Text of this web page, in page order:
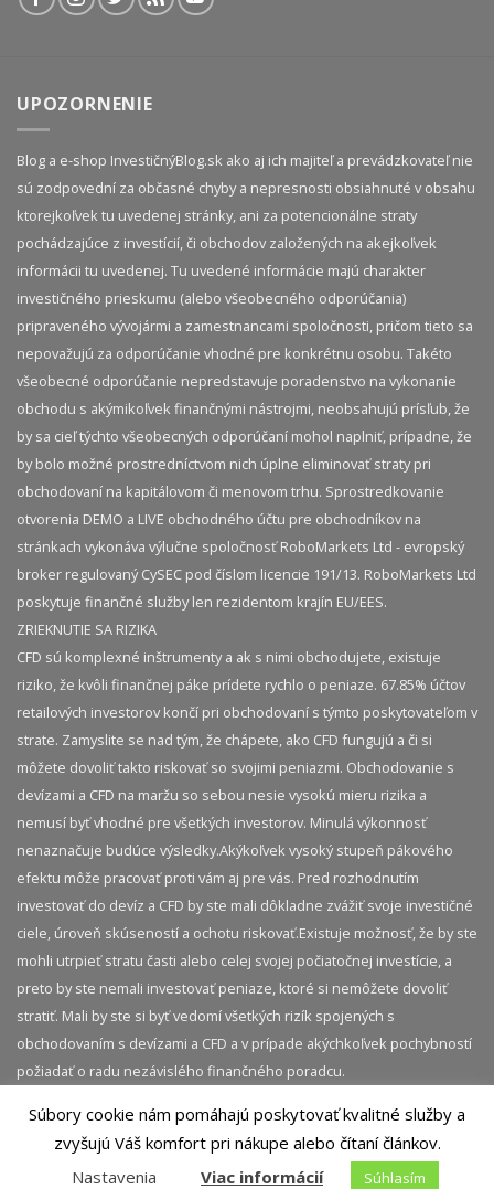
UPOZORNENIE
Blog a e-shop InvestičnýBlog.sk ako aj ich majiteľ a prevádzkovateľ nie
sú zodpovední za občasné chyby a nepresnosti obsiahnuté v obsahu
ktorejkoľvek tu uvedenej stránky, ani za potencionálne straty
pochádzajúce z investícií, či obchodov založených na akejkoľvek
informácii tu uvedenej. Tu uvedené informácie majú charakter
investičného prieskumu (alebo všeobecného odporúčania)
pripraveného vývojármi a zamestnancami spoločnosti, pričom tieto sa
nepovažujú za odporúčanie vhodné pre konkrétnu osobu. Takéto
všeobecné odporúčanie nepredstavuje poradenstvo na vykonanie
obchodu s akýmikoľvek finančnými nástrojmi, neobsahujú prísľub, že
by sa cieľ týchto všeobecných odporúčaní mohol naplniť, prípadne, že
by bolo možné prostredníctvom nich úplne eliminovať straty pri
obchodovaní na kapitálovom či menovom trhu. Sprostredkovanie
otvorenia DEMO a LIVE obchodného účtu pre obchodníkov na
stránkach vykonáva výlučne spoločnosť RoboMarkets Ltd - evropský
broker regulovaný CySEC pod číslom licencie 191/13. RoboMarkets Ltd
poskytuje finančné služby len rezidentom krajín EU/EES.
ZRIEKNUTIE SA RIZIKA
CFD sú komplexné inštrumenty a ak s nimi obchodujete, existuje
riziko, že kvôli finančnej páke prídete rychlo o peniaze. 67.85% účtov
retailových investorov končí pri obchodovaní s týmto poskytovateľom v
strate. Zamyslite se nad tým, že chápete, ako CFD fungujú a či si
môžete dovoliť takto riskovať so svojimi peniazmi. Obchodovanie s
devízami a CFD na maržu so sebou nesie vysokú mieru rizika a
nemusí byť vhodné pre všetkých investorov. Minulá výkonnosť
nenaznačuje budúce výsledky.​ Akýkoľvek vysoký stupeň pákového
efektu môže pracovať proti vám aj pre vás. Pred rozhodnutím
investovať do devíz a CFD by ste mali dôkladne zvážiť svoje investičné
ciele, úroveň skúseností a ochotu riskovať.​ Existuje možnosť, že by ste
mohli utrpieť stratu časti alebo celej svojej počiatočnej investície, a
preto by ste nemali investovať peniaze, ktoré si nemôžete dovoliť
stratiť. Mali by ste si byť vedomí všetkých rizík spojených s
obchodovaním s devízami a CFD a v prípade akýchkoľvek pochybností
požiadať o radu nezávislého finančného poradcu.
© 2026 InvestičnýBlog.sk | Všetky práva vyhradené.
Akékoľvek kopírovanie obsahu tejto stránky je bez
predchádzajúceho súhlasu zakázané.
Súbory cookie nám pomáhajú poskytovať kvalitné služby a
zvyšujú Váš komfort pri nákupe alebo čítaní článkov.
Nastavenia
Viac informácií Súhlasím